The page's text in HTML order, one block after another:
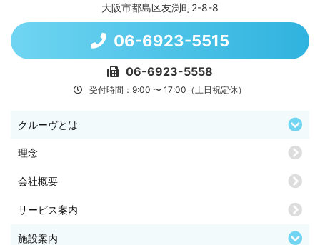
大阪市都島区友渕町2-8-8
06-6923-5515
06-6923-5558
受付時間：9:00 〜 17:00（土日祝定休）
クルーヴとは
理念
会社概要
サービス案内
施設案内